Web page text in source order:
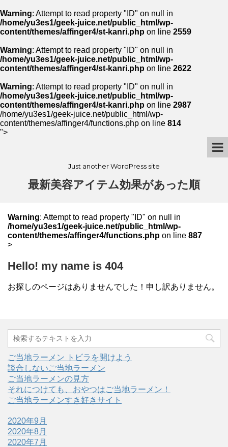
Warning: Attempt to read property "ID" on null in
/home/yu3es1/geek-juice.net/public_html/wp-
content/themes/affinger4/st-kanri.php on line 2559
Warning: Attempt to read property "ID" on null in
/home/yu3es1/geek-juice.net/public_html/wp-
content/themes/affinger4/st-kanri.php on line 2622
Warning: Attempt to read property "ID" on null in
/home/yu3es1/geek-juice.net/public_html/wp-
content/themes/affinger4/st-kanri.php on line 2987
/home/yu3es1/geek-juice.net/public_html/wp-
content/themes/affinger4/functions.php on line 814
">
Just another WordPress site
最新美容アイテム効果があった順
Warning: Attempt to read property "ID" on null in
/home/yu3es1/geek-juice.net/public_html/wp-
content/themes/affinger4/functions.php on line 887
>
Hello! my name is 404
お探しのページはありませんでした！申し訳ありません。
ご当地ラーメン トビラを開けよう
談合しないご当地ラーメン
ご当地ラーメンの見方
それにつけても、おやつはご当地ラーメン！
ご当地ラーメンすき好きサイト
2020年9月
2020年8月
2020年7月